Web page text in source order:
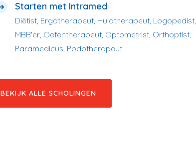
Starten met Intramed
Diëtist, Ergotherapeut, Huidtherapeut, Logopedist,
MBB'er, Oefentherapeut, Optometrist, Orthoptist,
Paramedicus, Podotherapeut
BEKIJK ALLE SCHOLINGEN